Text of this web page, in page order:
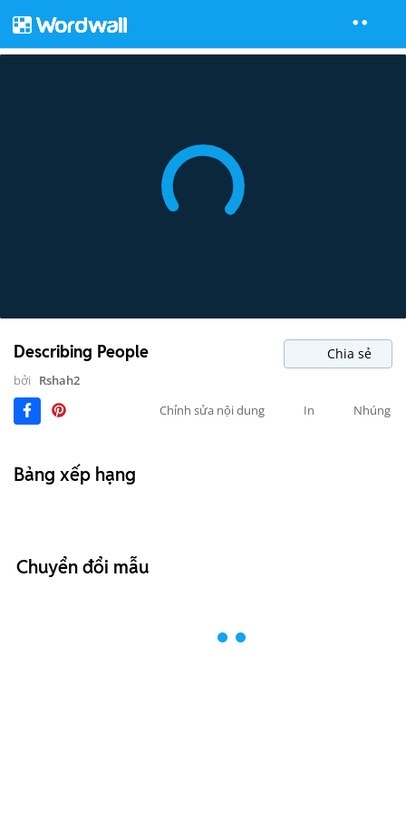
Describing People Chia sẻ
bởi
Rshah2
Chỉnh sửa nội dung
In Nhúng
Bảng xếp hạng
Chuyển đổi mẫu